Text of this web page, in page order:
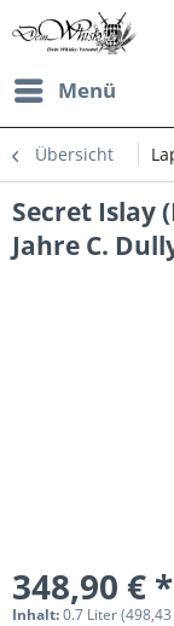
Menü
Übersicht
Secret Islay
Jahre C.
348,90 € *
Inhalt:0.7 Liter